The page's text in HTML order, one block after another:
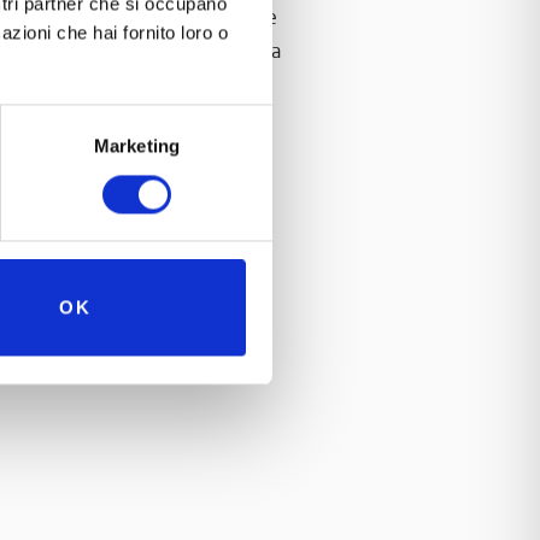
che hai fornito loro o
Marketing
OK
a Laura e a tutti coloro che
infatti, è ben visibile la @, la
prezzo di….”